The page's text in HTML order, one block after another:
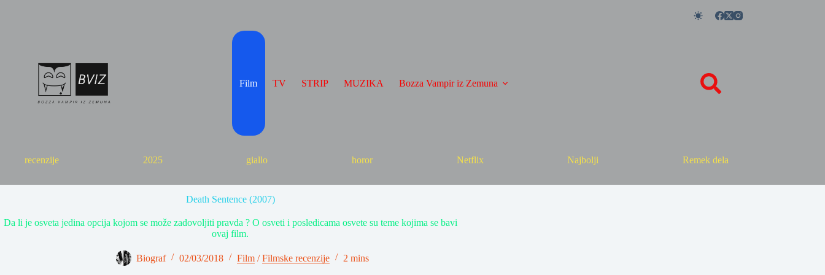
Film TV STRIP MUZIKA Bozza Vampir iz Zemuna
recenzije 2025 giallo horor Netflix Najbolji Remek dela
Death Sentence (2007)
Da li je osveta jedina opcija kojom se može zadovoljiti pravda ? O osveti i posledicama osvete su teme kojima se bavi
ovaj film.
Biograf 02/03/2018 Film /Filmske recenzije 2 mins